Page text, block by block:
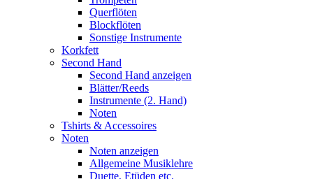
Querflöten
Blockflöten
Sonstige Instrumente
Korkfett
Second Hand
Second Hand anzeigen
Blätter/Reeds
Instrumente (2. Hand)
Noten
Tshirts & Accessoires
Noten
Noten anzeigen
Allgemeine Musiklehre
Duette, Etüden etc.